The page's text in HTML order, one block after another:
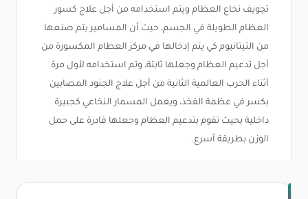
تجويف نخاع العظام ويتم استخدامه من أجل علاج كسور
العظام الطويلة في الجسم، حيث أن المسامير يتم صنعها
من التيتانيوم كي يتم إدخالها في مركز العظام المكسورة من
أجل تدعيم العظام وجعلها ثابتة، وتم استخدامه لأول مرة
أثناء الحرب العالمية الثانية من أجل علاج الجنود المصابين
بكسر في عظمة الفخذ، ويعمل المسمار النخاعي كجبيرة
داخلية بحيث تقوم بتدعيم العظام وجعلها قادرة على حمل
الوزن بطريقة أسرع.